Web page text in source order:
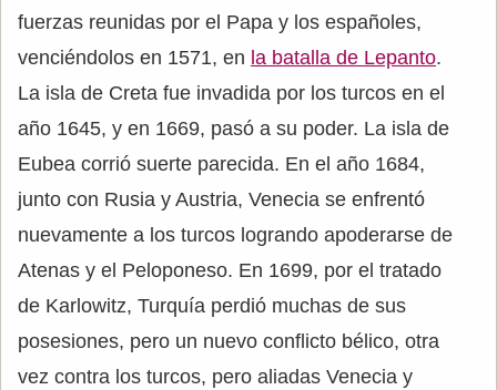
fuerzas reunidas por el Papa y los españoles,
venciéndolos en 1571, en la batalla de Lepanto.
La isla de Creta fue invadida por los turcos en el
año 1645, y en 1669, pasó a su poder. La isla de
Eubea corrió suerte parecida. En el año 1684,
junto con Rusia y Austria, Venecia se enfrentó
nuevamente a los turcos logrando apoderarse de
Atenas y el Peloponeso. En 1699, por el tratado
de Karlowitz, Turquía perdió muchas de sus
posesiones, pero un nuevo conflicto bélico, otra
vez contra los turcos, pero aliadas Venecia y